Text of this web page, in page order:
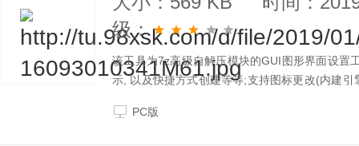
级：
该工具为7z高级自解压模块的GUI图形界面设置
示, 以及快捷方式创建等等;支持图标更改(内建
PC版